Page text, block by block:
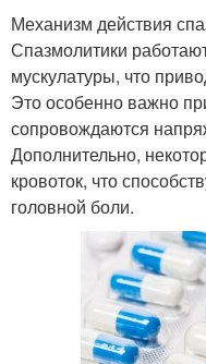
Механизм действия
Спазмолитики
мускулатуры, что
Это особенно важно
сопровождаются
Дополнительно,
кровоток, что
головной боли.